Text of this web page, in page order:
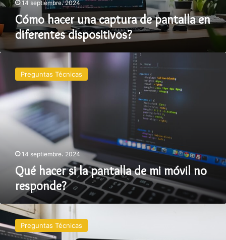
14 septiembre، 2024
Cómo hacer una captura de pantalla en
diferentes dispositivos?
hacer
pantalla
responde?
Preguntas Técnicas
14 septiembre، 2024
Qué hacer si la pantalla de mi móvil no
responde?
Cómo
solucionar
problemasPreguntas Técnicas